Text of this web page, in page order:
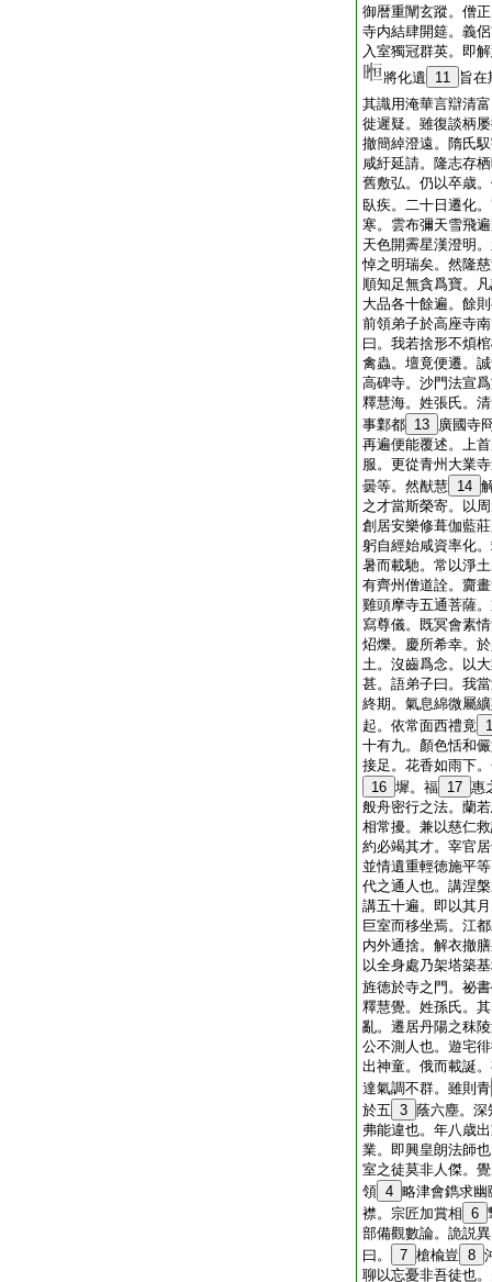
御暦重闡玄蹤。僧正
寺内結肆開筵。義
入室獨冠群英。即
將化遺
11
旨
其識用淹華言辯清
徙遲疑。雖復談柄
撤簡綽澄遠。隋氏
咸紆延請。隆志存
舊敷弘。仍以卒歳
臥疾。二十日遷化
寒。雲布彌天雪飛
天色開霽星漢澄明
悼之明瑞矣。然隆
順知足無貪爲寶。
大品各十餘遍。餘
前領弟子於高座寺
曰。我若捨形不煩
禽蟲。壇竟便遷。
高碑寺。沙門法宣
釋慧海。姓張氏。
事鄴都 13 廣國寺
再遍便能覆述。上
服。更從青州大業
曇等。然猷慧 14
之才當斯榮寄。以
創居安樂修葺伽藍
躬自經始咸資率化
暑而載馳。常以淨
有齊州僧道詮。齎
雞頭摩寺五通菩薩
寫尊儀。既冥會素
炤爍。慶所希幸。
土。沒齒爲念。以
甚。語弟子曰。我
終期。氣息綿微屬
起。依常面西禮竟
十有九。顏色恬和
接足。花香如雨下
16 墀。福 17 惠
般舟密行之法。蘭
相常擾。兼以慈仁
約必竭其才。宰官
並情遺重輕徳施平
代之通人也。講涅
講五十遍。即以其
巨室而移坐焉。江
内外通捨。解衣撤
以全身處乃架塔築
旌徳於寺之門。祕
釋慧覺。姓孫氏。
亂。遷居丹陽之秣
公不測人也。遊宅
出神童。俄而載誕
達氣調不群。雖則青
於五 3 蔭六塵。深
弗能違也。年八歳
業。即興皇朗法師
室之徒莫非人傑。
領 4 略津會鐫求幽
襟。宗匠加賞相 6
部備觀數論。詭説
曰。
7 槍楡豈 8
聊以忘憂非吾徒也